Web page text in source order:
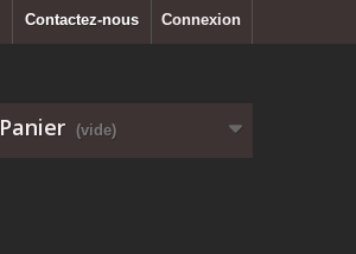
Connexion
Contactez-nous
Panier (vide)